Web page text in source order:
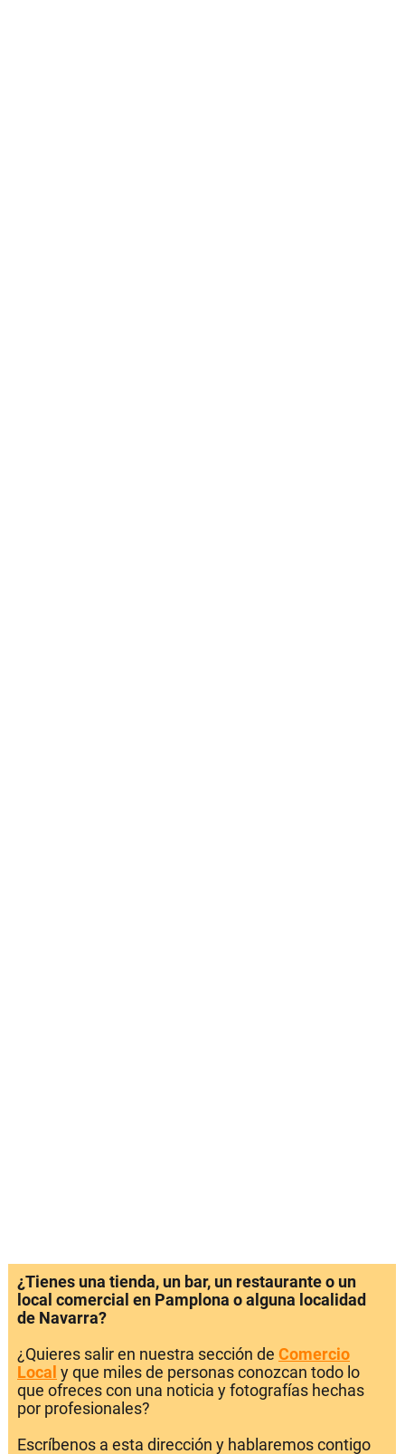
¿Tienes una tienda, un bar, un restaurante o un
local comercial en Pamplona o alguna localidad
de Navarra?
¿Quieres salir en nuestra sección de Comercio
Local y que miles de personas conozcan todo lo
que ofreces con una noticia y fotografías hechas
por profesionales?
Escríbenos a esta dirección y hablaremos contigo